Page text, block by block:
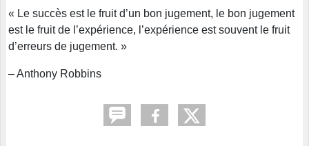
« Le succès est le fruit d’un bon jugement, le bon jugement
est le fruit de l’expérience, l’expérience est souvent le fruit
d’erreurs de jugement. »
– Anthony Robbins